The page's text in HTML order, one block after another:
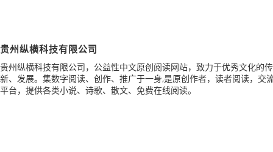
贵州纵横科技有限公司
贵州纵横科技有限公司，公益性中文原创阅读网站，致力于优秀文化的
新、发展。集数字阅读、创作、推广于一身,是原创作者，读者阅读，交
平台，提供各类小说、诗歌、散文、免费在线阅读。